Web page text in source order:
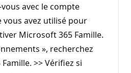
avec le compte
avez utilisé pour
Microsoft 365 Famille.
», recherchez
>> Vérifiez si